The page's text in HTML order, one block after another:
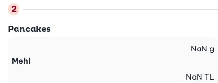
Pancakes
Mehl
NaN g
NaN TL